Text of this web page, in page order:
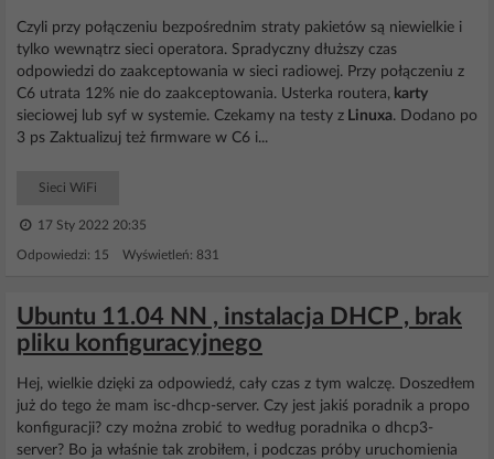
Czyli przy połączeniu bezpośrednim straty pakietów są niewielkie i
tylko wewnątrz sieci operatora. Spradyczny dłuższy czas
odpowiedzi do zaakceptowania w sieci radiowej. Przy połączeniu z
C6 utrata 12% nie do zaakceptowania. Usterka routera, karty
sieciowej lub syf w systemie. Czekamy na testy z Linuxa. Dodano po
3 ps Zaktualizuj też firmware w C6 i...
Sieci WiFi
17 Sty 2022 20:35
Odpowiedzi: 15 Wyświetleń: 831
Ubuntu 11.04 NN , instalacja DHCP , brak
pliku konfiguracyjnego
Hej, wielkie dzięki za odpowiedź, cały czas z tym walczę. Doszedłem
już do tego że mam isc-dhcp-server. Czy jest jakiś poradnik a propo
konfiguracji? czy można zrobić to według poradnika o dhcp3-
server? Bo ja właśnie tak zrobiłem, i podczas próby uruchomienia